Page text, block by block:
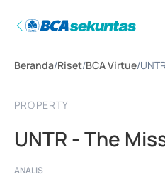
Beranda/Riset/BCA Virtue/
PROPERTY
UNTR - The
ANALIS